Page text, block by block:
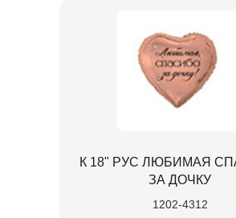
К 18" РУС ЛЮБИМАЯ
ЗА ДОЧКУ
1202-4312